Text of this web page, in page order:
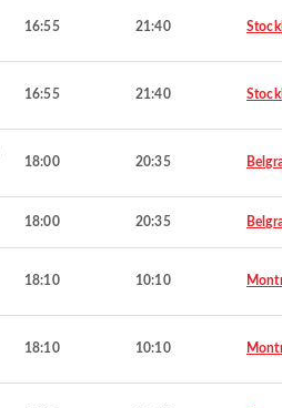
16:55 21:40
16:55 21:40
18:00 20:35
18:00 20:35
18:10 10:10
18:10 10:10